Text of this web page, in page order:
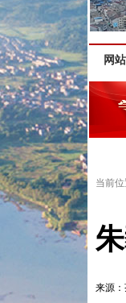
网
当前位
来源